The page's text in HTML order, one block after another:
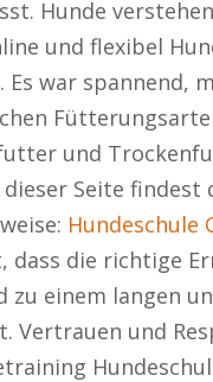
Hunde
und flexibel
Es war spannend,
und
Seite findest
Hundeschule
dass die richtige
zu einem langen
Vertrauen und